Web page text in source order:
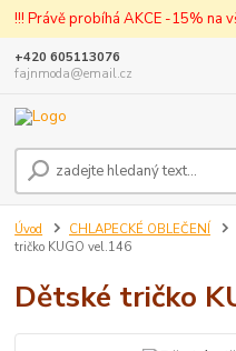
!!! Právě probíhá AKCE -15% na
+420 605113076
fajnmoda@email.cz
Úvod CHLAPECKÉ OBLEČENÍ
tričko KUGO vel.146
Dětské tričko